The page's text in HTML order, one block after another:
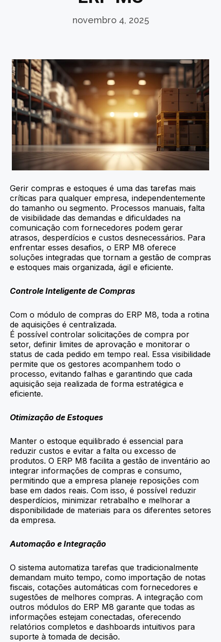
novembro 4, 2025
Gerir compras e estoques é uma das tarefas mais
críticas para qualquer empresa, independentemente
do tamanho ou segmento. Processos manuais, falta
de visibilidade das demandas e dificuldades na
comunicação com fornecedores podem gerar
atrasos, desperdícios e custos desnecessários. Para
enfrentar esses desafios, o ERP M8 oferece
soluções integradas que tornam a gestão de compras
e estoques mais organizada, ágil e eficiente.
Controle Inteligente de Compras
Com o módulo de compras do ERP M8, toda a rotina
de aquisições é centralizada.
É possível controlar solicitações de compra por
setor, definir limites de aprovação e monitorar o
status de cada pedido em tempo real. Essa visibilidade
permite que os gestores acompanhem todo o
processo, evitando falhas e garantindo que cada
aquisição seja realizada de forma estratégica e
eficiente.
Otimização de Estoques
Manter o estoque equilibrado é essencial para
reduzir custos e evitar a falta ou excesso de
produtos. O ERP M8 facilita a gestão de inventário ao
integrar informações de compras e consumo,
permitindo que a empresa planeje reposições com
base em dados reais. Com isso, é possível reduzir
desperdícios, minimizar retrabalho e melhorar a
disponibilidade de materiais para os diferentes setores
da empresa.
Automação e Integração
O sistema automatiza tarefas que tradicionalmente
demandam muito tempo, como importação de notas
fiscais, cotações automáticas com fornecedores e
sugestões de melhores compras. A integração com
outros módulos do ERP M8 garante que todas as
informações estejam conectadas, oferecendo
relatórios completos e dashboards intuitivos para
suporte à tomada de decisão.